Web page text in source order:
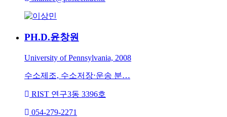
PH.D.윤창원
University of Pennsylvania, 2008
수소제조, 수소저장⋅운송 분…
RIST 연구3동 3396호
054-279-2271